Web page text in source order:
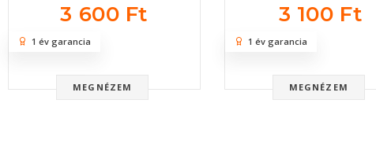
3 600 Ft
MEGNÉZEM
1 év garancia
3 100 Ft
MEGNÉZEM
1 év garancia